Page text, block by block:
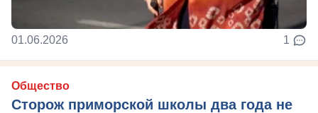
01.06.2026 1
Общество
Сторож приморской школы два года не